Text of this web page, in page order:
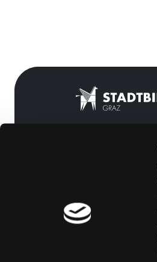
[kju:b]